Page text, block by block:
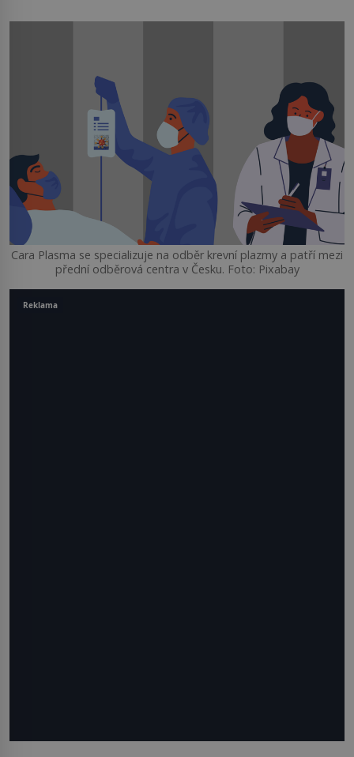
Cara Plasma se specializuje na odběr krevní plazmy a patří mezi
přední odběrová centra v Česku. Foto: Pixabay
Reklama